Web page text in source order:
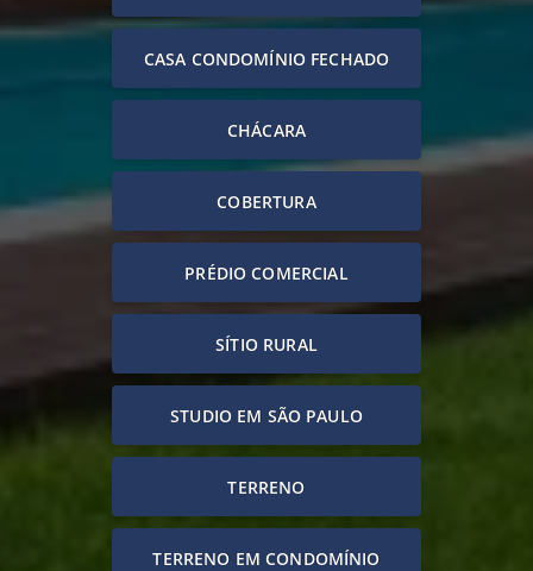
CASA CONDOMÍNIO FECHADO
CHÁCARA
COBERTURA
PRÉDIO COMERCIAL
SÍTIO RURAL
STUDIO EM SÃO PAULO
TERRENO
TERRENO EM CONDOMÍNIO